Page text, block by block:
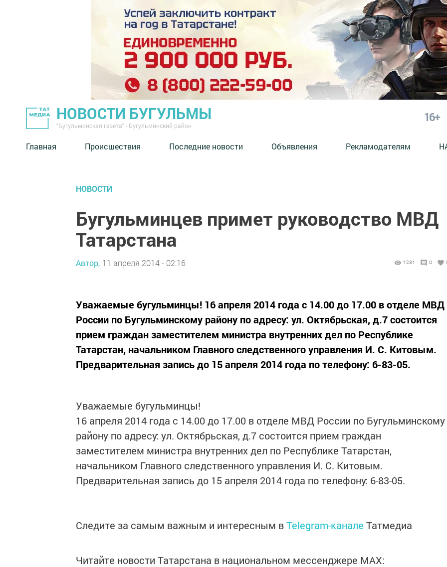
НОВОСТИ БУГУЛЬМЫ
"Бугульминская газета" - Бугульминский район
16+
Главная Происшествия Последние новости Объявления Рекламодателям
НОВОСТИ
Бугульминцев примет руководство МВД
Татарстана
Автор, 11 апреля 2014 - 02:16 1231 0
Уважаемые бугульминцы! 16 апреля 2014 года с 14.00 до 17.00 в отделе МВД
России по Бугульминскому району по адресу: ул. Октябрьская, д.7 состоится
прием граждан заместителем министра внутренних дел по Республике
Татарстан, начальником Главного следственного управления И. С. Китовым.
Предварительная запись до 15 апреля 2014 года по телефону: 6-83-05.
Уважаемые бугульминцы!
16 апреля 2014 года с 14.00 до 17.00 в отделе МВД России по Бугульминскому
району по адресу: ул. Октябрьская, д.7 состоится прием граждан
заместителем министра внутренних дел по Республике Татарстан,
начальником Главного следственного управления И. С. Китовым.
Предварительная запись до 15 апреля 2014 года по телефону: 6-83-05.
Следите за самым важным и интересным вTelegram-канале Татмедиа
Читайте новости Татарстана в национальном мессенджере MАХ: